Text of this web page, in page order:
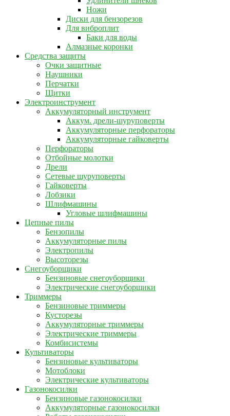
Ножи
Диски для бензорезов
Для виброплит
Баки для воды
Алмазные коронки
Средства защиты
Очки защитные
Наушники
Перчатки
Щитки
Электроинструмент
Аккумуляторный инструмент
Аккум. дрели-шуруповерты
Аккумуляторные перфораторы
Аккумуляторные гайковерты
Перфораторы
Отбойные молотки
Дрели
Сетевые шуруповерты
Гайковерты
Лобзики
Шлифмашины
Угловые шлифмашины
Цепные пилы
Бензопилы
Аккумуляторные пилы
Электропилы
Высоторезы
Снегоуборщики
Бензиновые снегоуборщики
Электрические снегоуборщики
Триммеры
Бензиновые триммеры
Кусторезы
Аккумуляторные триммеры
Электрические триммеры
Комбисистемы
Культиваторы
Бензиновые культиваторы
Мотоблоки
Электрические культиваторы
Газонокосилки
Бензиновые газонокосилки
Аккумуляторные газонокосилки